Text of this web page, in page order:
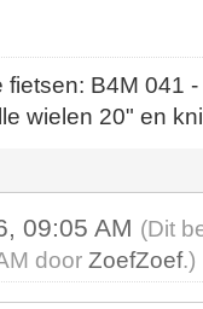
fietsen: B4M
wielen 20" en
09:05 AM (Dit
doorZoefZoef.)